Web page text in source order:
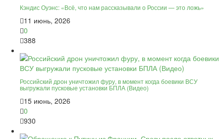
Кэндис Оуэнс: «Всё, что нам рассказывали о России — это ложь»
11 июнь, 2026
0
388
Российский дрон уничтожил фуру, в момент когда боевики ВСУ
выгружали пусковые установки БПЛА (Видео)
15 июнь, 2026
0
930